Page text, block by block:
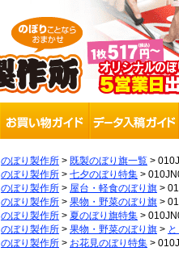
のぼり製作所 > 既製のぼり旗一覧 >
のぼり製作所 > 七夕のぼり特集 >
のぼり製作所 > 屋台・軽食のぼり旗 >
のぼり製作所 > 果物・野菜のぼり旗 >
のぼり製作所 > 夏のぼり旗特集 >
のぼり製作所 > 果物・野菜のぼり旗 >
のぼり製作所 > お花見のぼり特集 >